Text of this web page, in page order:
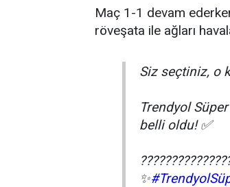
Maç 1-1 devam
röveşata ile ağları
Siz seçtiniz, o
Trendyol
belli oldu! ✅
✨